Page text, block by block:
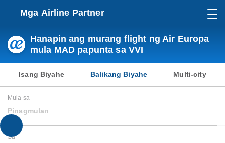
Mga Airline Partner
Hanapin ang murang flight ng Air Europa
mula MAD papunta sa VVI
Isang Biyahe Balikang Biyahe Multi-city
Mula sa
Pinagmulan
Sa